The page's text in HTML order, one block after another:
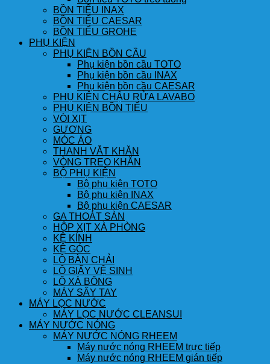
BỒN TIỂU INAX
BỒN TIỂU CAESAR
BỒN TIỂU GROHE
PHỤ KIỆN
PHỤ KIỆN BỒN CẦU
Phụ kiện bồn cầu TOTO
Phụ kiện bồn cầu INAX
Phụ kiện bồn cầu CAESAR
PHỤ KIỆN CHẬU RỬA LAVABO
PHỤ KIỆN BỒN TIỂU
VÒI XỊT
GƯƠNG
MÓC ÁO
THANH VẮT KHĂN
VÒNG TREO KHĂN
BỘ PHỤ KIỆN
Bộ phụ kiện TOTO
Bộ phụ kiện INAX
Bộ phụ kiện CAESAR
GA THOÁT SÀN
HỘP XỊT XÀ PHÒNG
KỆ KÍNH
KỆ GÓC
LÔ BÀN CHẢI
LÔ GIẤY VỆ SINH
LÔ XÀ BÔNG
MÁY SẤY TAY
MÁY LỌC NƯỚC
MÁY LỌC NƯỚC CLEANSUI
MÁY NƯỚC NÓNG
MÁY NƯỚC NÓNG RHEEM
Máy nước nóng RHEEM trực tiếp
Máy nước nóng RHEEM gián tiếp